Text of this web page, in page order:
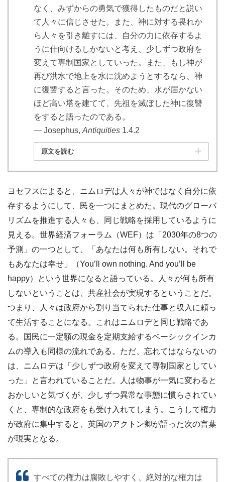
なく、みずからの勇気で獲得したものだと説い
て人々に信じさせた。また、神に対する畏れか
ら人々を引き離すには、自分の力に依存するよ
うに仕向けるしかないと考え、少しずつ政府を
変えて専制国家としていった。また、もし神が
再び洪水で地上を水に沈めようとするなら、神
に復讐すると言った。そのため、水が届かない
ほど高い塔を建てて、先祖を滅ぼした神に復讐
をすると語ったのである。
― Josephus, Antiquities 1.4.2
原文を読む
ヨセフスによると、ニムロデは人々が神ではなく自分に依
存するようにして、民を一つにまとめた。現代のグローバ
リズムを推進する人々も、同じ戦略を採用しているように
見える。世界経済フォーラム（WEF）は「2030年の8つの
予測」の一つとして、「あなたは何も所有しない。それで
もあなたは幸せ」（You’ll own nothing. And you’ll be
happy）という世界になると語っている。人々が何も所有
しないということは、共産社会が実現するということだ。
つまり、人々は政府から割り当てられた仕事と収入に頼っ
て生活することになる。これはニムロデと同じ戦略であ
る。国民に一定額の現金を定期支給するベーシックインカ
ムの導入も同様の流れである。ただ、忘れてはならないの
は、ニムロデは「少しずつ政府を変えて専制国家としてい
った」と言われていることだ。人は物事が一気に変わると
おかしいと気づくが、少しずつ異常な事態に慣らされてい
くと、専制的な政府をも受け入れてしまう。こうして権力
が政府に集中すると、英国のアクトン卿が語った次の言葉
が現実となる。
すべての権力は腐敗しやすく、絶対的な権力は